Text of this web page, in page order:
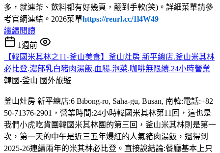
多，就連茶、飲料都有好幾頁，翻到手軟(笑)。詳細菜單請參
考官網連結。2026菜單https://reurl.cc/1l4W49
繼續閱讀
1週前
【韓國米其林之11-釜山美食】釜山灶房 新平總店.釜山米其林
必比登.濃郁乳白豬肉湯飯.血腸.泡菜.咖啡無限續.24小時營業
韓國-釜山 國外旅遊
釜山灶房 新平總店:6 Bibong-ro, Saha-gu, Busan, 南韓:電話:+82
50-71376-2901，營業時間:24小時韓國米其林第11回，這也是
我們小虎吃貨團韓國米其林團的第三回，釜山米其林則是第一
次，第一天的中午是近三五年爆紅的人氣豬肉湯飯，還得到
2025-26連續兩年的米其林必比登。直接說結論:餐廳基本上只